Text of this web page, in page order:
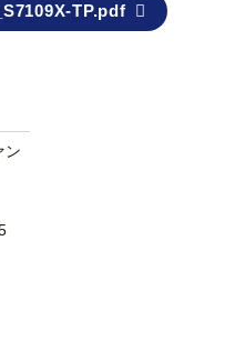
TP.pdf
ン